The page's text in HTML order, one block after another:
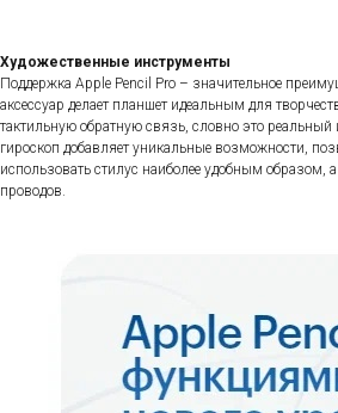
Художественные инструменты
Поддержка Apple Pencil Pro – значительное
аксессуар делает планшет идеальным для
тактильную обратную связь, словно это
гироскоп добавляет уникальные возможности,
использовать стилус наиболее удобным образом,
проводов.